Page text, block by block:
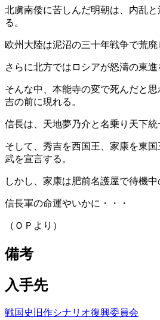
北虜南倭に苦しんだ明朝は、内乱
る。
欧州大陸は泥沼の三十年戦争で荒廃
さらに北方ではロシアが怒濤の東進
そんな中、本能寺の変で死んだと
吉の前に現れる。
信長は、天地夢乃介と名乗り天下統
そして、秀吉を西国王、家康を東
武を宣言する。
しかし、家康は肥前名護屋で待機中
信長軍の命運やいかに・・・
（ＯＰより）
備考
入手先
戦国史旧作シナリオ復興委員会